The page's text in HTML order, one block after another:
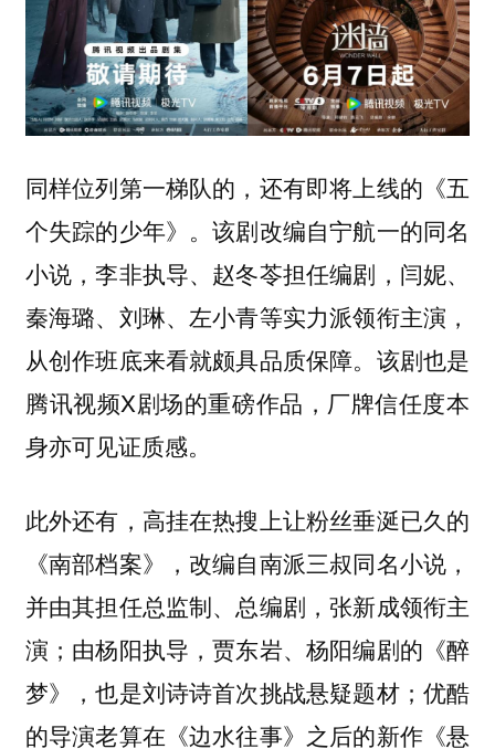
同样位列第一梯队的，还有即将上线的《五
个失踪的少年》。该剧改编自宁航一的同名
小说，李非执导、赵冬苓担任编剧，闫妮、
秦海璐、刘琳、左小青等实力派领衔主演，
从创作班底来看就颇具品质保障。该剧也是
腾讯视频X剧场的重磅作品，厂牌信任度本
身亦可见证质感。
此外还有，高挂在热搜上让粉丝垂涎已久的
《南部档案》，改编自南派三叔同名小说，
并由其担任总监制、总编剧，张新成领衔主
演；由杨阳执导，贾东岩、杨阳编剧的《醉
梦》，也是刘诗诗首次挑战悬疑题材；优酷
的导演老算在《边水往事》之后的新作《悬